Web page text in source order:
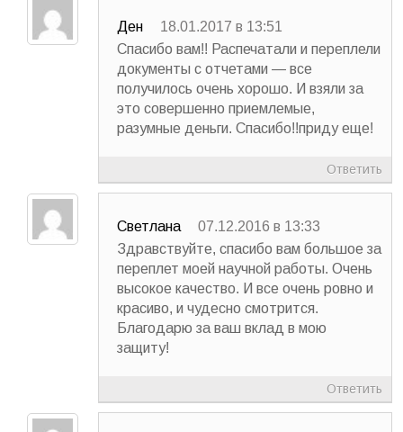
Ден
18.01.2017 в 13:51
Спасибо вам!! Распечатали и переплели
документы с отчетами — все
получилось очень хорошо. И взяли за
это совершенно приемлемые,
разумные деньги. Спасибо!!приду еще!
Ответить
Светлана
07.12.2016 в 13:33
Здравствуйте, спасибо вам большое за
переплет моей научной работы. Очень
высокое качество. И все очень ровно и
красиво, и чудесно смотрится.
Благодарю за ваш вклад в мою
защиту!
Ответить